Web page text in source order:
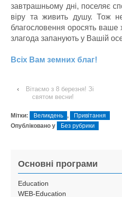
завтрашньому дні, поселяє
віру та живить душу. Тож
благословення оросять
злагода запанують у Вашій
Всіх Вам земних благ!
‹
Вітаємо з 8 березня! Зі
святом весни!
Мітки: Великдень ,
Привітання
Опубліковано у
Без рубрики
Основні програми
Education
WEB-Education